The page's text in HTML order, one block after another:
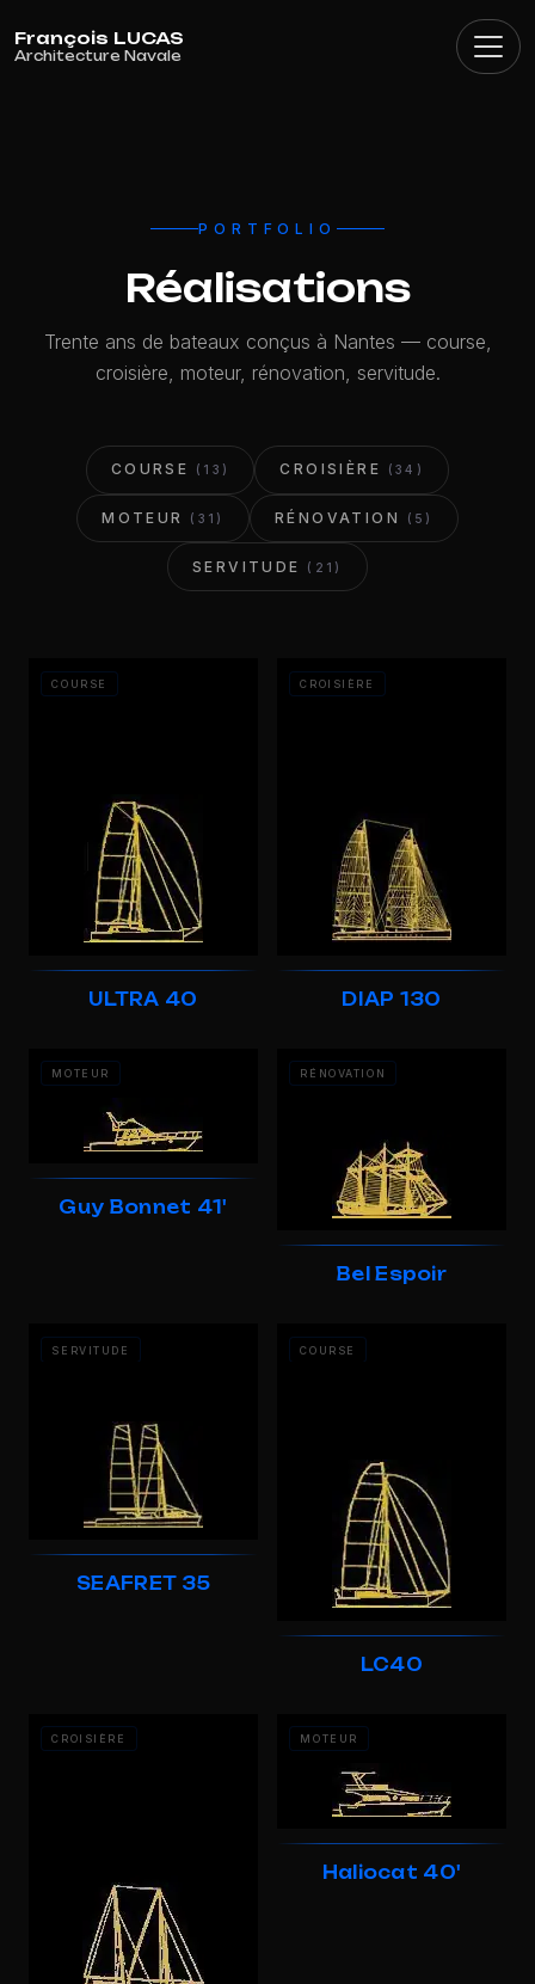
PORTFOLIO
Réalisations
Trente ans de bateaux conçus à Nantes — course,
croisière, moteur, rénovation, servitude.
COURSE (13) CROISIÈRE (34)
MOTEUR (31) RÉNOVATION (5)
SERVITUDE (21)
COURSE
ULTRA 40
CROISIÈRE
DIAP 130
MOTEUR
Guy Bonnet 41'
RÉNOVATION
Bel Espoir
SERVITUDE
SEAFRET 35
COURSE
LC40
CROISIÈRE MOTEUR
Haliocat 40'